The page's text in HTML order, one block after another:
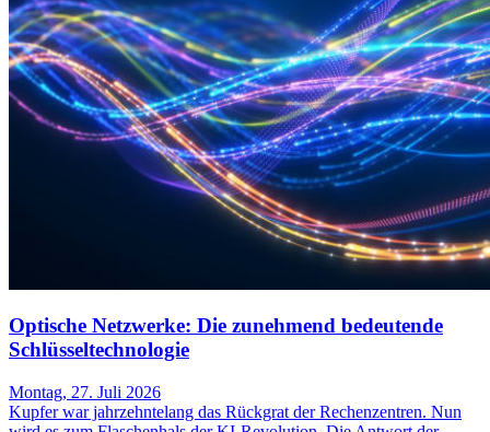
Optische Netzwerke: Die zunehmend bedeutende
Schlüsseltechnologie
Montag, 27. Juli 2026
Kupfer war jahrzehntelang das Rückgrat der Rechenzentren. Nun